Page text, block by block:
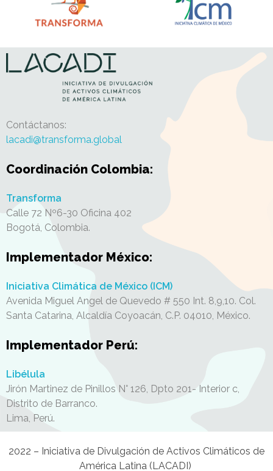
Contáctanos:
lacadi@transforma.global
Coordinación Colombia:
Transforma
Calle 72 Nº6-30 Oficina 402
Bogotá, Colombia.
Implementador México:
Iniciativa Climática de México (ICM)
Avenida Miguel Angel de Quevedo # 550 Int. 8,9,10. Col.
Santa Catarina, Alcaldía Coyoacán, C.P. 04010, México.
Implementador Perú:
Libélula
Jirón Martinez de Pinillos N° 126, Dpto 201- Interior c,
Distrito de Barranco.
Lima, Perú.
2022 – Iniciativa de Divulgación de Activos Climáticos de
América Latina (LACADI)